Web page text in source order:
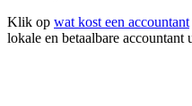
Klik op wat kost een accountant
lokale en betaalbare accountant